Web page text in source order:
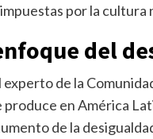
por la cultura
del
de la
produce en América
de la